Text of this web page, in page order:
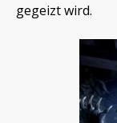
gegeizt wird.